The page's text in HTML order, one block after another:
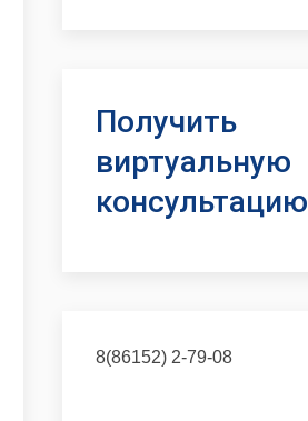
Получить
виртуальную
консультацию
8(86152) 2-79-08